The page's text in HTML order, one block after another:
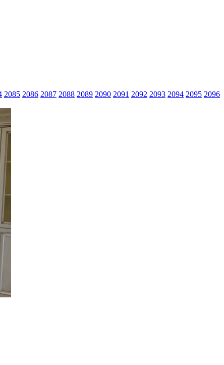
2085 2086 2087 2088 2089 2090 2091 2092 2093 2094 2095 2096